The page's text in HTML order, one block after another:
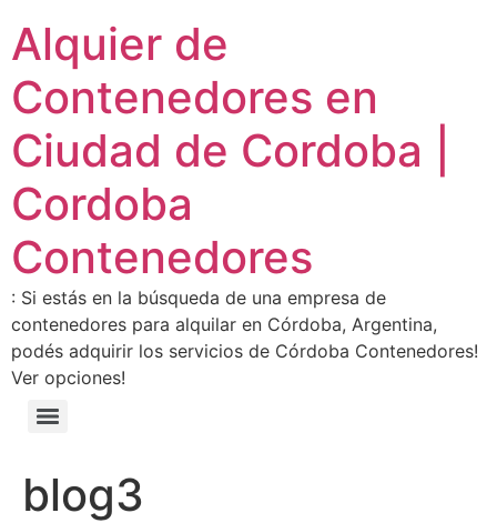
Alquier de
Contenedores en
Ciudad de Cordoba |
Cordoba
Contenedores
: Si estás en la búsqueda de una empresa de
contenedores para alquilar en Córdoba, Argentina,
podés adquirir los servicios de Córdoba Contenedores!
Ver opciones!
blog3